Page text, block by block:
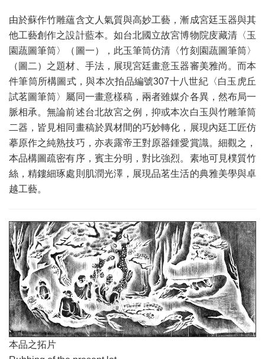
由於蘇作竹雕蘊含文人氣質與高妙工藝，漸成宮廷玉器與其
他工藝創作之設計藍本。如台北國立故宮博物院庋藏清〈玉
園蔬圖筆筒〉（圖一），此玉筆筒仿清〈竹刻園蔬圖筆筒〉
（圖二）之題材、手法，展現宮廷畫意玉器審美雅尚。而本
件筆筒所構圖式，與本次拍品編號307十八世紀〈白玉虎丘
試茗圖筆筒〉屬同一畫意樣稿，兩者雖媒介各異，然布局一
脈相承。無論前述台北故宮之例，抑或本次白玉與竹雕筆筒
二器，皆見相同畫稿於異材間的巧妙轉化，展現內廷工匠仿
摹原作之純熟技巧，亦表露帝王對原器鍾愛賞識。細觀之，
本品構圖疏密有序，賓主分明，對比強烈。素地可見樸質竹
絲，精鏤細琢處則肌潤光澤，展現品茗生活的典雅美學與卓
越工藝。
本品之拓片